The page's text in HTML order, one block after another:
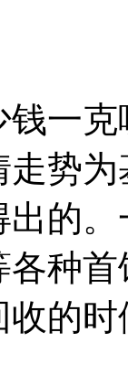
一
势
的
各种
的